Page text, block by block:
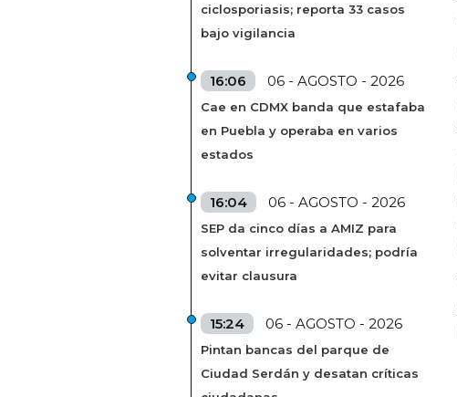
ciclosporiasis; reporta 33 casos
bajo vigilancia
16:06 06 - AGOSTO - 2026
Cae en CDMX banda que estafaba
en Puebla y operaba en varios
estados
16:04 06 - AGOSTO - 2026
SEP da cinco días a AMIZ para
solventar irregularidades; podría
evitar clausura
15:24 06 - AGOSTO - 2026
Pintan bancas del parque de
Ciudad Serdán y desatan críticas